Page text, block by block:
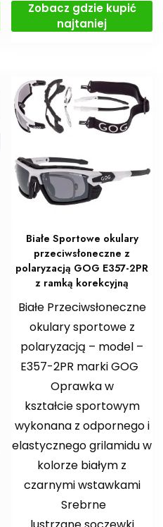
Zobacz gdzie kupić
najtaniej
Białe Sportowe okulary
przeciwsłoneczne z
polaryzacją GOG E357-2PR
z ramką korekcyjną
Białe Przeciwsłoneczne
okulary sportowe z
polaryzacją – model –
E357-2PR marki GOG
Oprawka w
kształcie sportowym
wykonana z odpornego i
elastycznego grilamidu w
kolorze białym z
czarnymi wstawkami
Srebrne